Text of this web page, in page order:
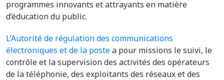
programmes innovants et attrayants en matière
d’éducation du public.
L’Autorité de régulation des communications
électroniques et de la postea pour missions le suivi, le
contrôle et la supervision des activités des opérateurs
de la téléphonie, des exploitants des réseaux et des